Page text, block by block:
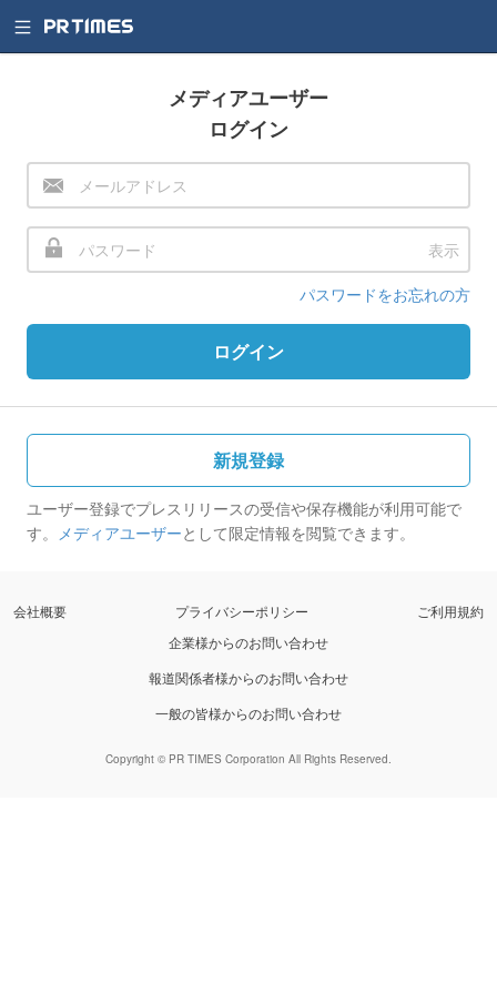
メディアユーザー
ログイン
表示
パスワードをお忘れの方
ログイン
新規登録
ユーザー登録でプレスリリースの受信や保存機能が利用可能で
す。 メディアユーザーとして限定情報を閲覧できます。
会社概要 プライバシーポリシー
ご利用規約
企業様からのお問い合わせ
報道関係者様からのお問い合わせ
一般の皆様からのお問い合わせ
Copyright © PR TIMES Corporation All Rights Reserved.